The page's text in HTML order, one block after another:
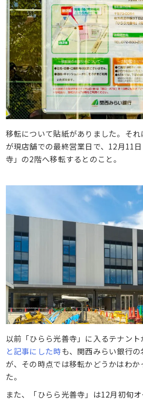
移転について貼紙がありました。それ
が現店舗での最終営業日で、12月11
寺」の2階へ移転するとのこと。
以前「ひらら光善寺」に入るテナント
と記事にした時も、関西みらい銀行
が、その時点では移転かどうかはわか
た。
また、「ひらら光善寺」は12月初旬